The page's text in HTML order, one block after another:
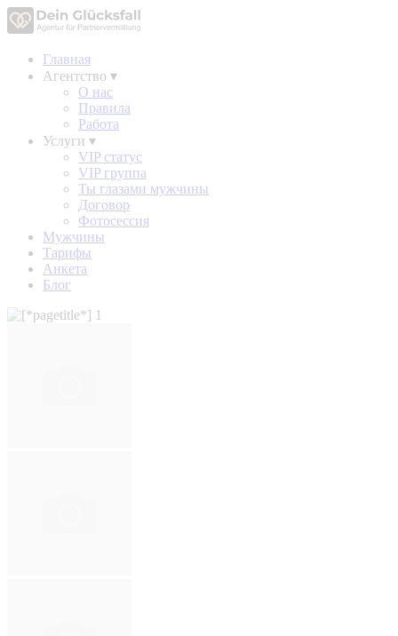
Главная
Агентство ▾
О нас
Правила
Работа
Услуги ▾
VIP статус
VIP группа
Ты глазами мужчины
Договор
Фотосессия
Мужчины
Тарифы
Анкета
Блог